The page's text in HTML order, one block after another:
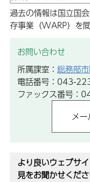
過去の情報は国立国
存事業（WARP）を
お問い合わせ
所属課室： 総務部
電話番号：043-
ファックス番号
より良いウェブサ
見をお聞かせくだ